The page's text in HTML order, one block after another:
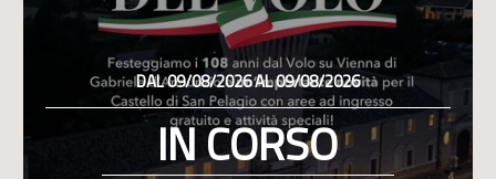
DAL 09/08/2026 AL 09/08/2026
IN CORSO